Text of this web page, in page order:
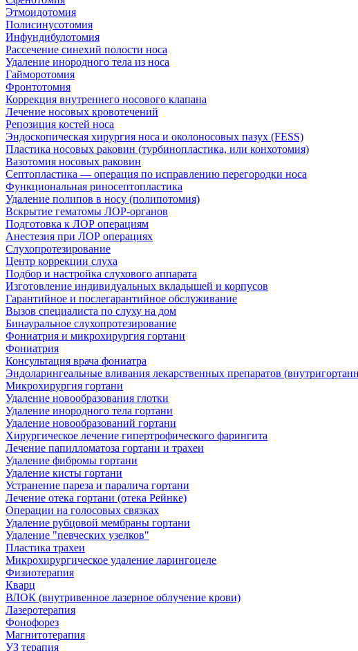
Этмоидотомия
Полисинусотомия
Инфундибулотомия
Рассечение синехий полости носа
Удаление инородного тела из носа
Гайморотомия
Фронтотомия
Коррекция внутреннего носового клапана
Лечение носовых кровотечений
Репозиция костей носа
Эндоскопическая хирургия носа и околоносовых пазух (FESS)
Пластика носовых раковин (турбинопластика, или конхотомия)
Вазотомия носовых раковин
Септопластика — операция по исправлению перегородки носа
Функциональная риносептопластика
Удаление полипов в носу (полипотомия)
Вскрытие гематомы ЛОР-органов
Подготовка к ЛОР операциям
Анестезия при ЛОР операциях
Слухопротезирование
Центр коррекции слуха
Подбор и настройка слухового аппарата
Изготовление индивидуальных вкладышей и корпусов
Гарантийное и послегарантийное обслуживание
Вызов специалиста по слуху на дом
Бинауральное слухопротезирование
Фониатрия и микрохирургия гортани
Фониатрия
Консультация врача фониатра
Эндоларингеальные вливания лекарственных препаратов
Микрохирургия гортани
Удаление новообразования глотки
Удаление инородного тела гортани
Удаление новообразований гортани
Хирургическое лечение гипертрофического фарингита
Лечение папилломатоза гортани и трахеи
Удаление фибромы гортани
Удаление кисты гортани
Устранение пареза и паралича гортани
Лечение отека гортани (отека Рейнке)
Операции на голосовых связках
Удаление рубцовой мембраны гортани
Удаление "певческих узелков"
Пластика трахеи
Микрохирургическое удаление ларингоцеле
Физиотерапия
Кварц
ВЛОК (внутривенное лазерное облучение крови)
Лазеротерапия
Фонофорез
Магнитотерапия
УЗ терапия